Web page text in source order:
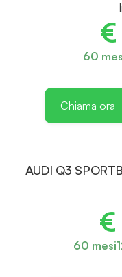
60
Chiama ora
AUDI Q3
€
60 mesi